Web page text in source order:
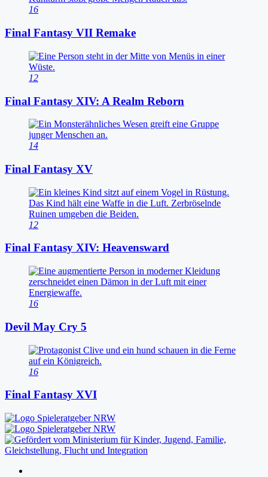
16
Final Fantasy VII Remake
12
Final Fantasy XIV: A Realm Reborn
14
Final Fantasy XV
12
Final Fantasy XIV: Heavensward
16
Devil May Cry 5
16
Final Fantasy XVI